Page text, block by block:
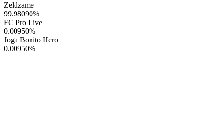
Zeldzame
99.98090%
FC Pro Live
0.00950%
Joga Bonito Hero
0.00950%